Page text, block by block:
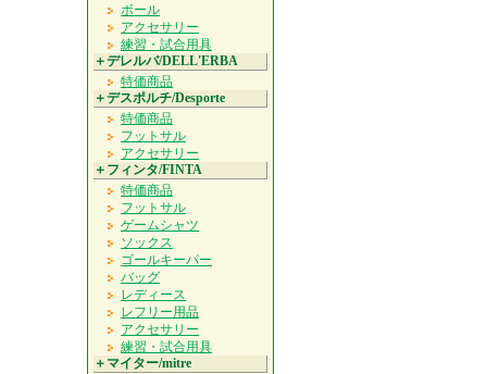
ボール
アクセサリー
練習・試合用具
＋デレルバ/DELL'ERBA
特価商品
＋デスポルチ/Desporte
特価商品
フットサル
アクセサリー
＋フィンタ/FINTA
特価商品
フットサル
ゲームシャツ
ソックス
ゴールキーパー
バッグ
レディース
レフリー用品
アクセサリー
練習・試合用具
＋マイター/mitre